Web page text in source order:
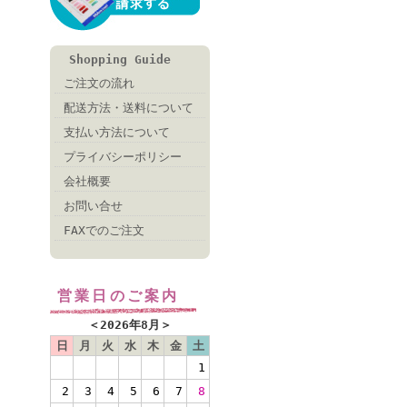
Shopping Guide
ご注文の流れ
配送方法・送料について
支払い方法について
プライバシーポリシー
会社概要
お問い合せ
FAXでのご注文
営業日のご案内
＜2026年8月 ＞
日
月 火 水 木 金
土
1
2
3 4 5 6 7
8